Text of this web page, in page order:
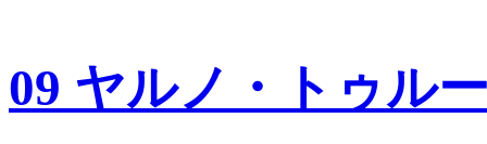
09 ヤルノ・トゥル